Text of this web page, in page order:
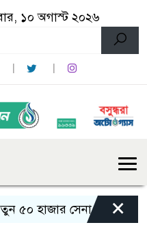
১০ অগাস্ট ২০২৬
সেনা পাঠাচ্ছে উত্তর
×